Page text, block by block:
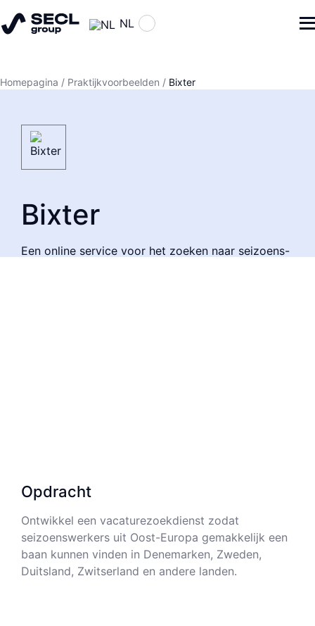
NL
Homepagina / Praktijkvoorbeelden / Bixter
Bixter
Een online service voor het zoeken naar seizoens-
Opdracht
Ontwikkel een vacaturezoekdienst zodat
seizoenswerkers uit Oost-Europa gemakkelijk een
baan kunnen vinden in Denemarken, Zweden,
Duitsland, Zwitserland en andere landen.